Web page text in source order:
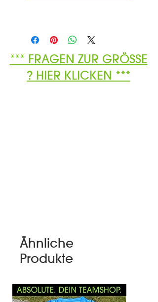
*** FRAGEN ZUR GRÖSSE
? HIER KLICKEN ***
Ähnliche
Produkte